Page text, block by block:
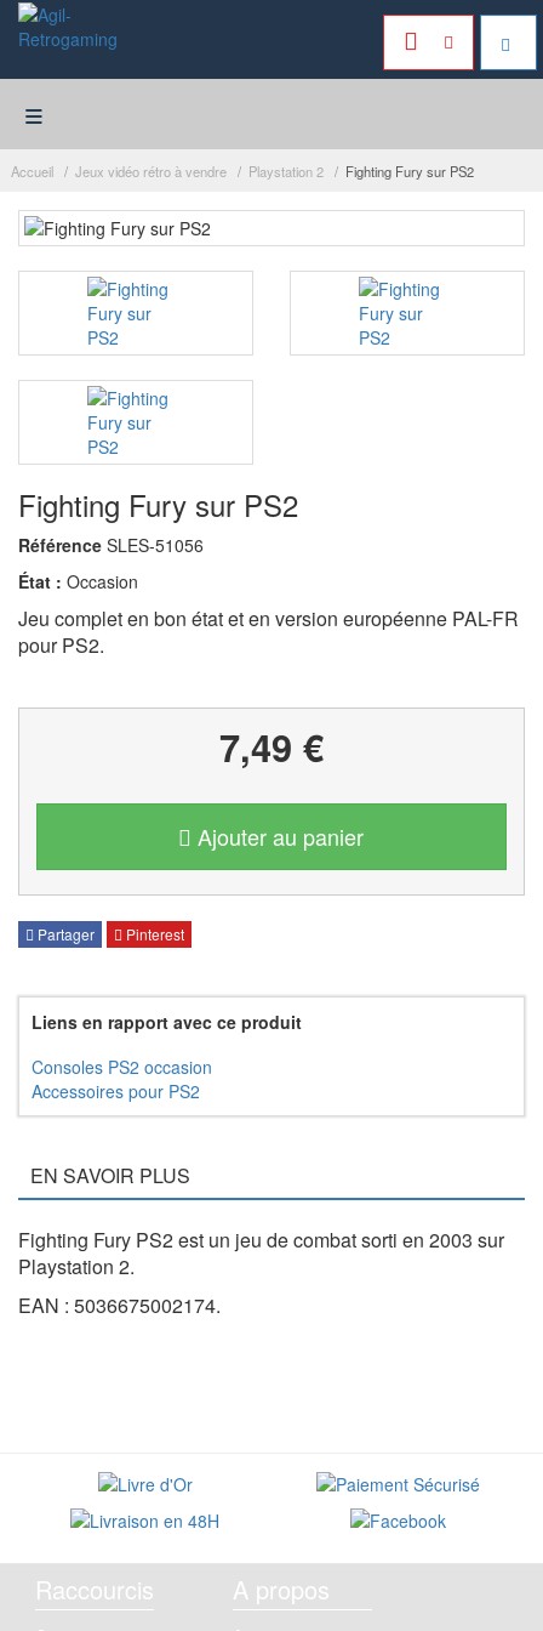
≡
Accueil Jeux vidéo rétro à vendre Playstation 2 Fighting Fury sur PS2
Fighting Fury sur PS2
Référence SLES-51056
État : Occasion
Jeu complet en bon état et en version européenne PAL-FR
pour PS2.
7,49 €
Ajouter au panier
Partager Pinterest
Liens en rapport avec ce produit
Consoles PS2 occasion
Accessoires pour PS2
EN SAVOIR PLUS
Fighting Fury PS2 est un jeu de combat sorti en 2003 sur
Playstation 2.
EAN : 5036675002174.
Raccourcis A propos